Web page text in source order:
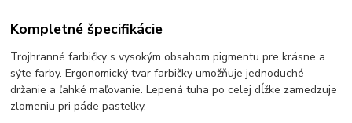
Kompletné špecifikácie
Trojhranné farbičky s vysokým obsahom pigmentu pre krásne a
sýte farby. Ergonomický tvar farbičky umožňuje jednoduché
držanie a ľahké maľovanie. Lepená tuha po celej dĺžke zamedzuje
zlomeniu pri páde pastelky.